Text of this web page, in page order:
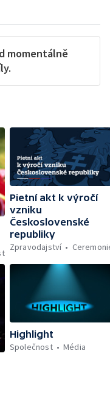
momentálně
Pietní akt k výročí
vzniku
Československé
republiky
Zpravodajství
Highlight
Společnost
Média